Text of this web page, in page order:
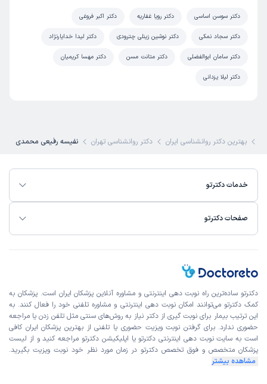
دکتر سوسن اساسی دکتر رویا غفاریه دکتر اکبر فروغی
دکتر سجاد نمکی دکتر نوشین زینلی چترودی دکتر لیدا خدایارنژاد
دکتر سامان ابوالفضلی دکتر متانت مسن دکتر مهسا کریمیان
دکتر لیلا یزدانی
بهترین دکتر روانشناسی ایران دکتر روانشناسی تهران نفیسه رفیعی محمدی
خدمات دکترتو
صفحات دکترتو
دکترتو ساده‌ترین راه نوبت‌ دهی اینترنتی و مشاوره آنلاین پزشکان ایران است. پزشکان به
کمک دکترتو می‌توانند امکان نوبت دهی اینترنتی و مشاوره تلفنی خود را فعال کنند. به
این ترتیب بیمار برای نوبت گیری از دکتر نیاز به روش‌های سنتی مثل تلفن زدن یا مراجعه
حضوری ندارد. برای گرفتن نوبت ویزیت حضوری یا تلفنی از بهترین پزشکان ایران کافی
است به سایت نوبت دهی اینترنتی دکترتو یا اپلیکیشن دکترتو مراجعه کنید و از لیست
پزشکان متخصص و فوق تخصص دکترتو در زمان مورد نظر خود نوبت ویزیت بگیرید.
مشاهده بیشتر